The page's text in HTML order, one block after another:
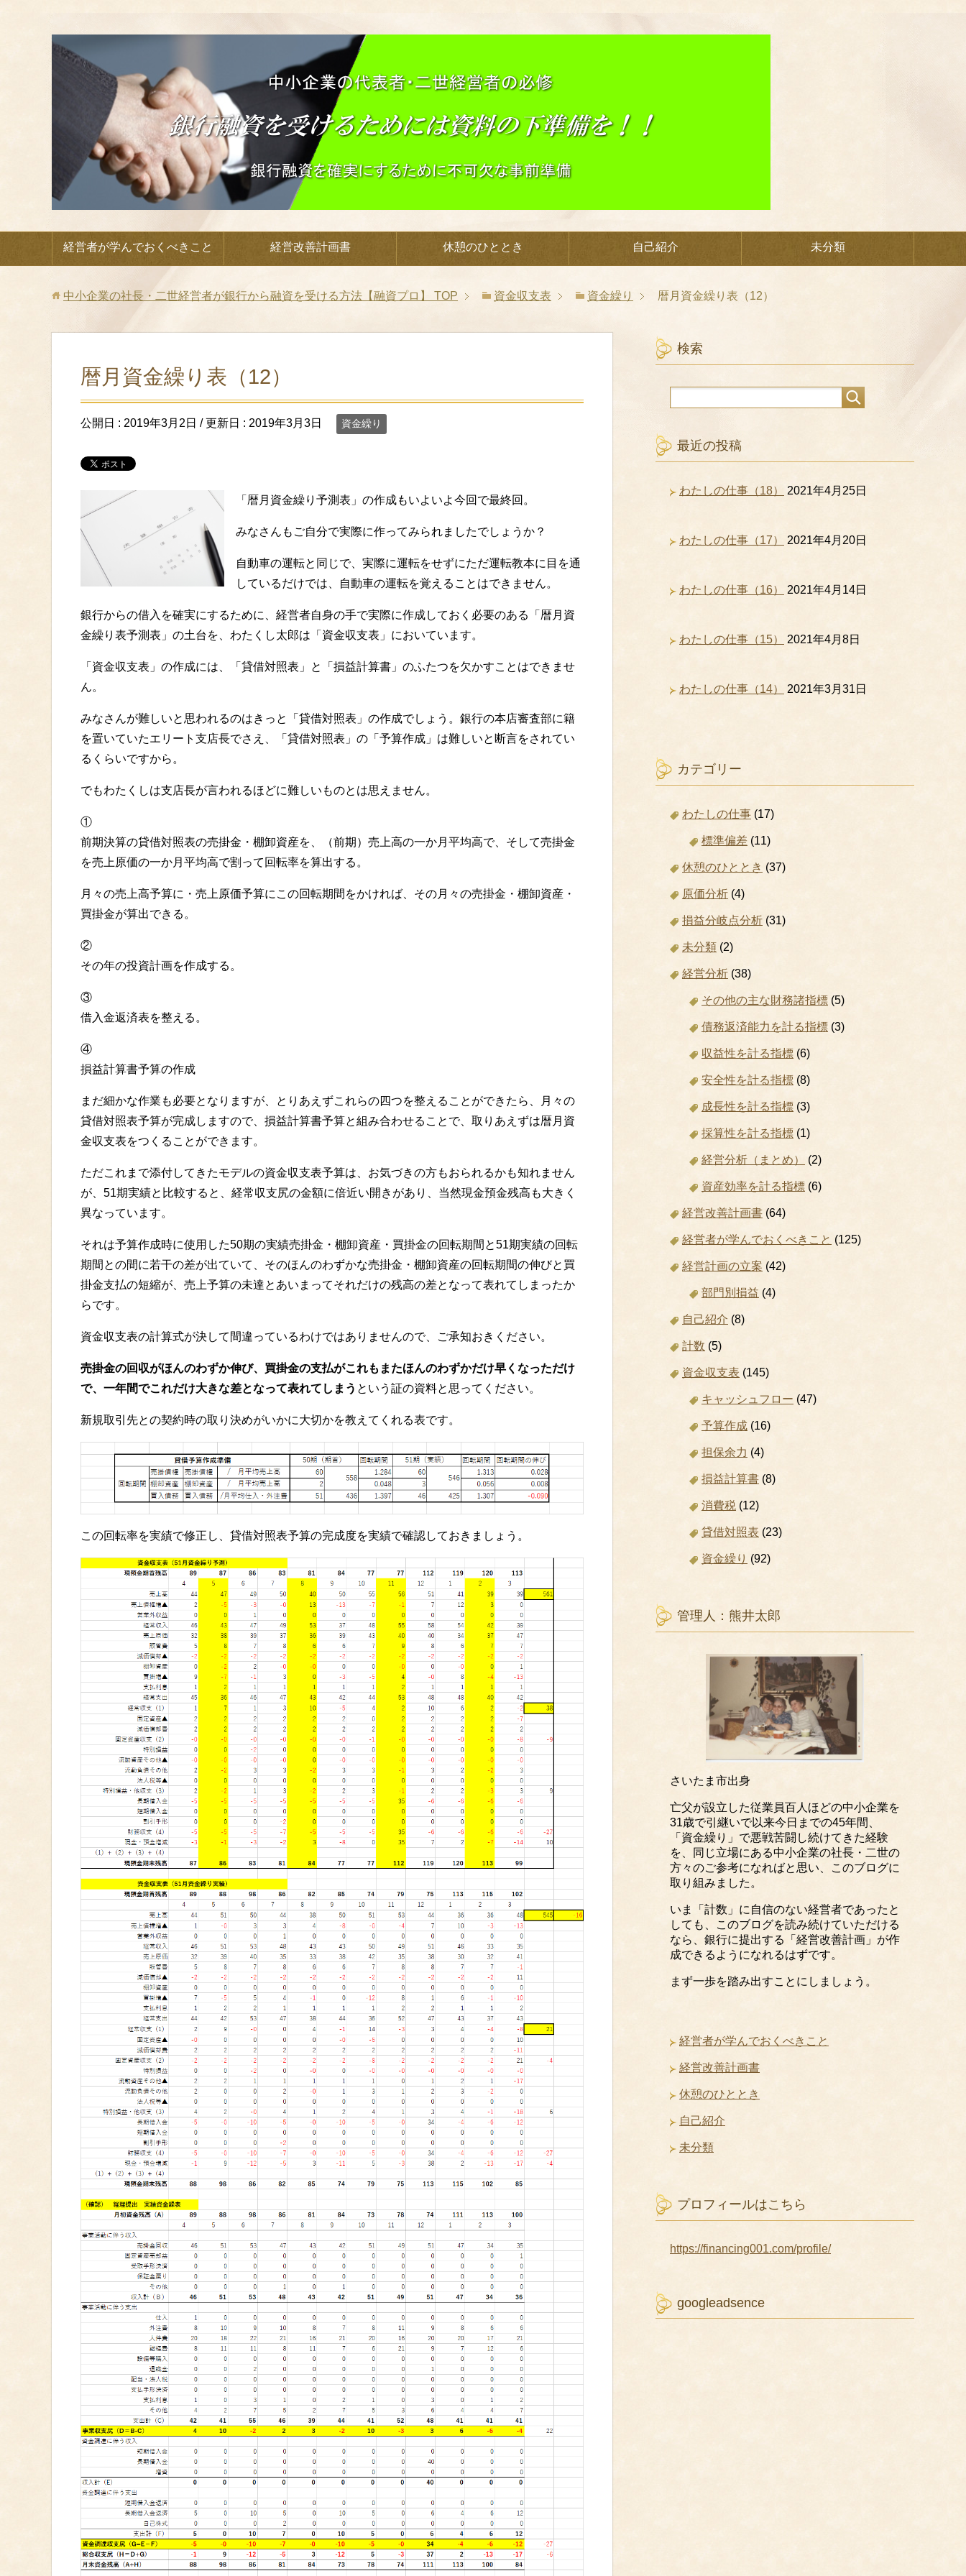
経営者が学んでおくべきこと 経営改善計画書 休憩のひととき 自己紹介 未分類
中小企業の社長・二世経営者が銀行から融資を受ける方法【融資プロ】 TOP 資金収支表 資金繰り 暦月資金繰り表（12）
暦月資金繰り表（12）
公開日 : 2019年3月2日 / 更新日 : 2019年3月3日 資金繰り
「暦月資金繰り予測表」の作成もいよいよ今回で最終回。
みなさんもご自分で実際に作ってみられましたでしょうか？
自動車の運転と同じで、実際に運転をせずにただ運転教本に目を通
しているだけでは、自動車の運転を覚えることはできません。
銀行からの借入を確実にするために、経営者自身の手で実際に作成しておく必要のある「暦月資
金繰り表予測表」の土台を、わたくし太郎は「資金収支表」においています。
「資金収支表」の作成には、「貸借対照表」と「損益計算書」のふたつを欠かすことはできませ
ん。
みなさんが難しいと思われるのはきっと「貸借対照表」の作成でしょう。銀行の本店審査部に籍
を置いていたエリート支店長でさえ、「貸借対照表」の「予算作成」は難しいと断言をされてい
るくらいですから。
でもわたくしは支店長が言われるほどに難しいものとは思えません。
①
前期決算の貸借対照表の売掛金・棚卸資産を、（前期）売上高の一か月平均高で、そして売掛金
を売上原価の一か月平均高で割って回転率を算出する。
月々の売上高予算に・売上原価予算にこの回転期間をかければ、その月々の売掛金・棚卸資産・
買掛金が算出できる。
②
その年の投資計画を作成する。
③
借入金返済表を整える。
④
損益計算書予算の作成
まだ細かな作業も必要となりますが、とりあえずこれらの四つを整えることができたら、月々の
貸借対照表予算が完成しますので、損益計算書予算と組み合わせることで、取りあえずは暦月資
金収支表をつくることができます。
ただこれまで添付してきたモデルの資金収支表予算は、お気づきの方もおられるかも知れません
が、51期実績と比較すると、経常収支尻の金額に倍近い開きがあり、当然現金預金残高も大きく
異なっています。
それは予算作成時に使用した50期の実績売掛金・棚卸資産・買掛金の回転期間と51期実績の回転
期間との間に若干の差が出ていて、そのほんのわずかな売掛金・棚卸資産の回転期間の伸びと買
掛金支払の短縮が、売上予算の未達とあいまってそれだけの残高の差となって表れてしまったか
らです。
資金収支表の計算式が決して間違っているわけではありませんので、ご承知おきください。
売掛金の回収がほんのわずか伸び、買掛金の支払がこれもまたほんのわずかだけ早くなっただけ
で、一年間でこれだけ大きな差となって表れてしまう という証の資料と思ってください。
新規取引先との契約時の取り決めがいかに大切かを教えてくれる表です。
この回転率を実績で修正し、貸借対照表予算の完成度を実績で確認しておきましょう。
検索
最近の投稿
わたしの仕事（18） 2021年4月25日
わたしの仕事（17） 2021年4月20日
わたしの仕事（16） 2021年4月14日
わたしの仕事（15） 2021年4月8日
わたしの仕事（14） 2021年3月31日
カテゴリー
わたしの仕事 (17)
標準偏差 (11)
休憩のひととき (37)
原価分析 (4)
損益分岐点分析 (31)
未分類 (2)
経営分析 (38)
その他の主な財務諸指標 (5)
債務返済能力を計る指標 (3)
収益性を計る指標 (6)
安全性を計る指標 (8)
成長性を計る指標 (3)
採算性を計る指標 (1)
経営分析（まとめ） (2)
資産効率を計る指標 (6)
経営改善計画書 (64)
経営者が学んでおくべきこと (125)
経営計画の立案 (42)
部門別損益 (4)
自己紹介 (8)
計数 (5)
資金収支表 (145)
キャッシュフロー (47)
予算作成 (16)
担保余力 (4)
損益計算書 (8)
消費税 (12)
貸借対照表 (23)
資金繰り (92)
管理人：熊井太郎
さいたま市出身
亡父が設立した従業員百人ほどの中小企業を
31歳で引継いで以来今日までの45年間、
「資金繰り」で悪戦苦闘し続けてきた経験
を、同じ立場にある中小企業の社長・二世の
方々のご参考になればと思い、このブログに
取り組みました。
いま「計数」に自信のない経営者であったと
しても、このブログを読み続けていただける
なら、銀行に提出する「経営改善計画」が作
成できるようになれるはずです。
まず一歩を踏み出すことにしましょう。
経営者が学んでおくべきこと
経営改善計画書
休憩のひととき
自己紹介
未分類
プロフィールはこちら
https://financing001.com/profile/
googleadsence